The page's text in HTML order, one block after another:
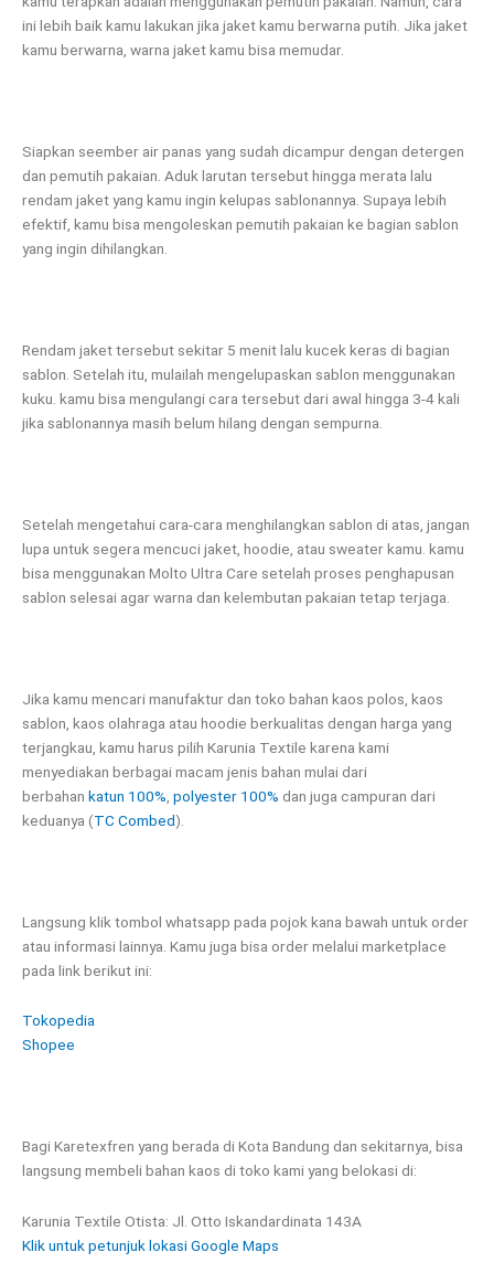
ini lebih baik kamu lakukan jika jaket kamu berwarna putih. Jika jaket
kamu berwarna, warna jaket kamu bisa memudar.
Siapkan seember air panas yang sudah dicampur dengan detergen
dan pemutih pakaian. Aduk larutan tersebut hingga merata lalu
rendam jaket yang kamu ingin kelupas sablonannya. Supaya lebih
efektif, kamu bisa mengoleskan pemutih pakaian ke bagian sablon
yang ingin dihilangkan.
Rendam jaket tersebut sekitar 5 menit lalu kucek keras di bagian
sablon. Setelah itu, mulailah mengelupaskan sablon menggunakan
kuku. kamu bisa mengulangi cara tersebut dari awal hingga 3-4 kali
jika sablonannya masih belum hilang dengan sempurna.
Setelah mengetahui cara-cara menghilangkan sablon di atas, jangan
lupa untuk segera mencuci jaket, hoodie, atau sweater kamu. kamu
bisa menggunakan Molto Ultra Care setelah proses penghapusan
sablon selesai agar warna dan kelembutan pakaian tetap terjaga.
Jika kamu mencari manufaktur dan toko bahan kaos polos, kaos
sablon, kaos olahraga atau hoodie berkualitas dengan harga yang
terjangkau, kamu harus pilih Karunia Textile karena kami
menyediakan berbagai macam jenis bahan mulai dari
berbahan katun 100% polyester 100% dan juga campuran dari
keduanya (TC Combed).
Langsung klik tombol whatsapp pada pojok kana bawah untuk order
atau informasi lainnya. Kamu juga bisa order melalui marketplace
pada link berikut ini:
Tokopedia
Shopee
Bagi Karetexfren yang berada di Kota Bandung dan sekitarnya, bisa
langsung membeli bahan kaos di toko kami yang belokasi di:
Karunia Textile Otista: Jl. Otto Iskandardinata 143A
Klik untuk petunjuk lokasi Google Maps